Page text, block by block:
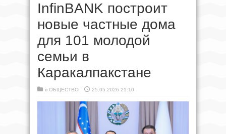
InfinBANK построит
новые частные дома
для 101 молодой
семьи в
Каракалпакстане
в ОБЩЕСТВО 25.05.2026 21:10